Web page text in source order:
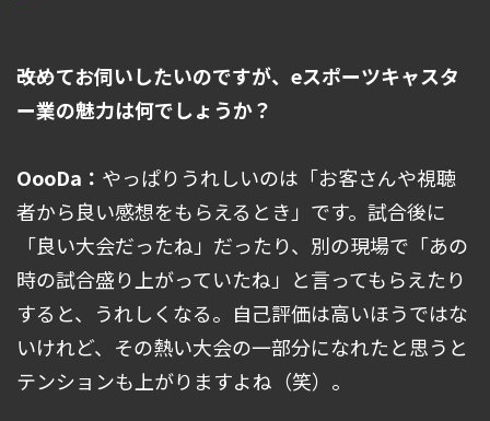
――改めてお伺いしたいのですが、eスポーツキャスタ
ー業の魅力は何でしょうか？
OooDa： やっぱりうれしいのは「お客さんや視聴
者から良い感想をもらえるとき」です。試合後に
「良い大会だったね」だったり、別の現場で「あの
時の試合盛り上がっていたね」と言ってもらえたり
すると、うれしくなる。自己評価は高いほうではな
いけれど、その熱い大会の一部分になれたと思うと
テンションも上がりますよね（笑）。